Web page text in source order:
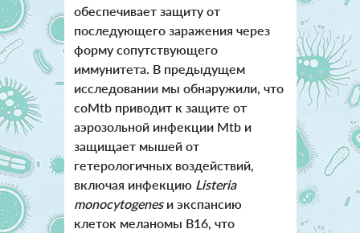
обеспечивает защиту от
последующего заражения через
форму сопутствующего
иммунитета. В предыдущем
исследовании мы обнаружили, что
coMtb приводит к защите от
аэрозольной инфекции Mtb и
защищает мышей от
гетерологичных воздействий,
включая инфекцию Listeria
monocytogenesи экспансию
клеток меланомы B16, что